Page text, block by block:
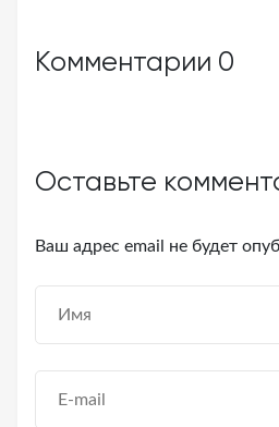
Комментарии 0
Оставьте
Ваш адрес email не будет